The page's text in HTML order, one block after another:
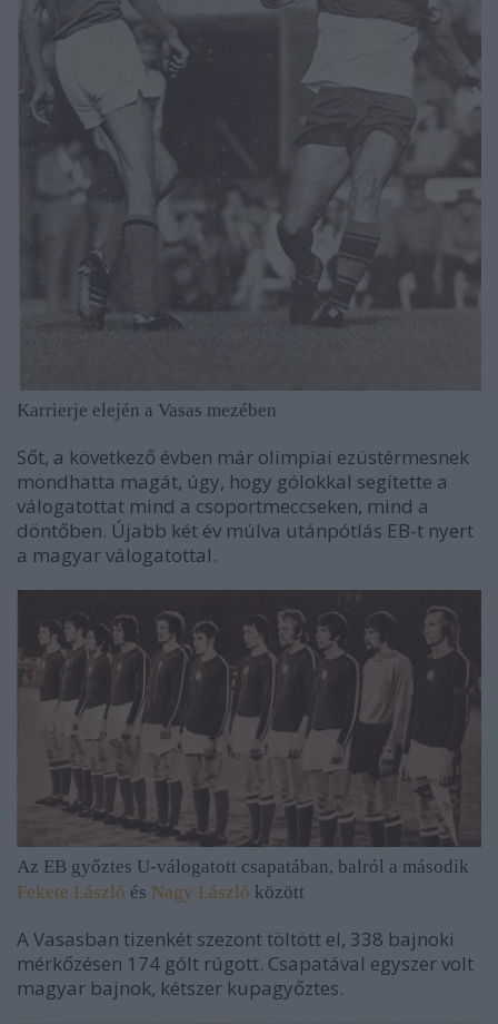
Karrierje elején a Vasas mezében
Sőt, a következő évben már olimpiai ezüstérmesnek
mondhatta magát, úgy, hogy gólokkal segítette a
válogatottat mind a csoportmeccseken, mind a
döntőben. Újabb két év múlva utánpótlás EB-t nyert
a magyar válogatottal.
Az EB győztes U-válogatott csapatában, balról a második
Fekete László és Nagy László között
A Vasasban tizenkét szezont töltött el, 338 bajnoki
mérkőzésen 174 gólt rúgott. Csapatával egyszer volt
magyar bajnok, kétszer kupagyőztes.